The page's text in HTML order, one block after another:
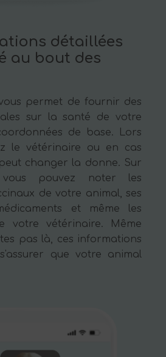
détaillées
au bout des
permet de fournir des
sur la santé de votre
de base. Lors
le vétérinaire ou en cas
changer la donne. Sur
pouvez noter les
de votre animal, ses
et même les
votre vétérinaire. Même
pas là, ces informations
que votre animal